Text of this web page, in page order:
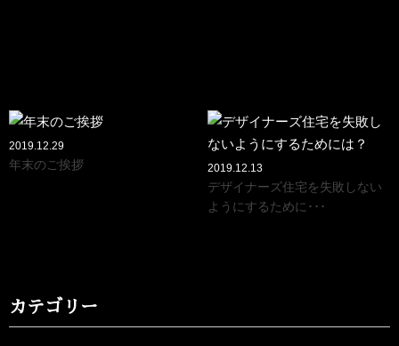
2019.12.29
年末のご挨拶 2019.12.13
デザイナーズ住宅を失敗しない
ようにするために･･･
カテゴリー